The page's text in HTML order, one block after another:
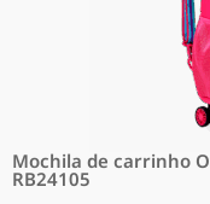
Mochila de carrinho
RB24105